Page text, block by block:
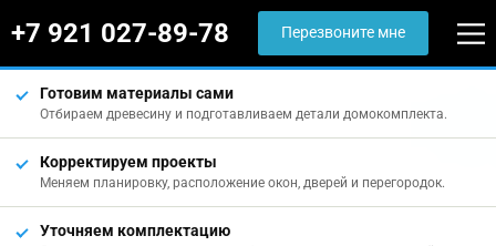
+7 921 027-89-78 Перезвоните мне
Готовим материалы сами
Отбираем древесину и подготавливаем детали домокомплекта.
Корректируем проекты
Меняем планировку, расположение окон, дверей и перегородок.
Уточняем комплектацию